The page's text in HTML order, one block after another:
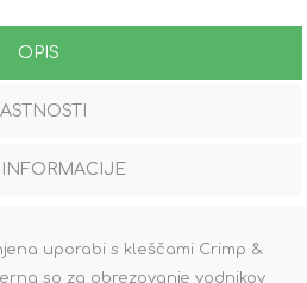
OPIS
INFORMACIJE
uporabi s kleščami Crimp &
so za obrezovanje vodnikov